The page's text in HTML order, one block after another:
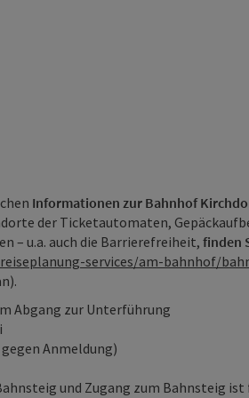
Informationen zur Bahnhof
der Ticketautomaten,
– u.a. auch die Barrierefreiheit, finden
services/am-bahnhof/
Abgang zur Unterführung
Anmeldung)
und Zugang zum Bahnsteig